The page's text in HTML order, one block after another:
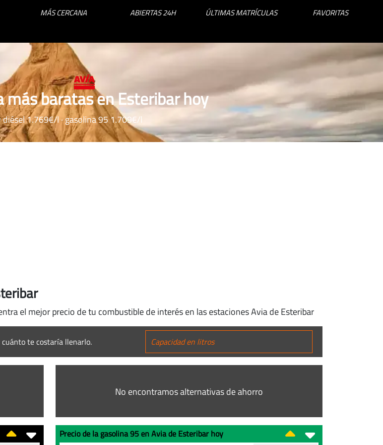
MÁS CERCANA ABIERTAS 24H ÚLTIMAS MATRÍCULAS FAVORITAS
más baratas en Esteribar hoy
1.769€/l · gasolina 95 1.709€/l
el mejor precio de tu combustible de interés en las estaciones Avia de Esteribar
te costaría llenarlo.
No encontramos alternativas de ahorro
Precio de la gasolina 95 en Avia de Esteribar hoy